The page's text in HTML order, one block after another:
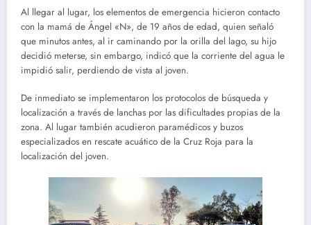
Al llegar al lugar, los elementos de emergencia hicieron contacto
con la mamá de Ángel «N», de 19 años de edad, quien señaló
que minutos antes, al ir caminando por la orilla del lago, su hijo
decidió meterse, sin embargo, indicó que la corriente del agua le
impidió salir, perdiendo de vista al joven.
De inmediato se implementaron los protocolos de búsqueda y
localización a través de lanchas por las dificultades propias de la
zona. Al lugar también acudieron paramédicos y buzos
especializados en rescate acuático de la Cruz Roja para la
localización del joven.